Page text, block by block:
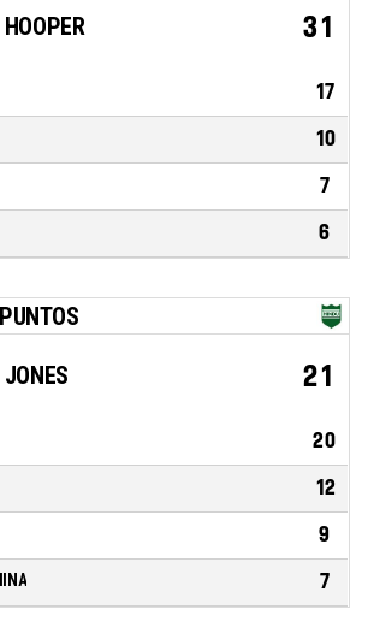
HOOPER 31
17
10
7
6
PUNTOS
21
20
12
9
7